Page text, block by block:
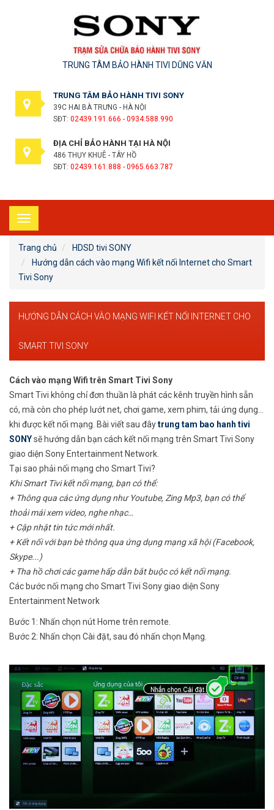
TRUNG TÂM BẢO HÀNH TIVI DŨNG VĂN
TRUNG TÂM BẢO HÀNH TIVI SONY
39C HAI BÀ TRƯNG - HÀ NỘI
SĐT: 02439.191.666 - 0934.588.990
ĐỊA CHỈ BẢO HÀNH TẠI HÀ NỘI
486 THỤY KHUÊ - TÂY HỒ
SĐT: 02439.161.888 - 0965.663.787
Toggle
navigation
Trang chủ
HDSD tivi SONY
Hướng dẫn cách vào mạng Wifi kết nối Internet cho Smart
Tivi Sony
HƯỚNG DẪN CÁCH VÀO MẠNG WIFI KẾT NỐI INTERNET CHO
SMART TIVI SONY
Cách vào mạng Wifi trên Smart Tivi Sony
Smart Tivi không chỉ đơn thuần là phát các kênh truyền hình sẵn
có, mà còn cho phép lướt net, chơi game, xem phim, tải ứng dụng…
khi được kết nối mạng. Bài viết sau đâytrung tam bao hanh tivi
SONYsẽ hướng dẫn bạn cách kết nối mạng trên Smart Tivi Sony
giao diện Sony Entertainment Network.
Tại sao phải nối mạng cho Smart Tivi?
Khi Smart Tivi kết nối mạng, bạn có thể:
+ Thông qua các ứng dụng như Youtube, Zing Mp3, bạn có thể
thoải mái xem video, nghe nhạc…
+ Cập nhật tin tức mới nhất.
+ Kết nối với bạn bè thông qua ứng dụng mạng xã hội (Facebook,
Skype...)
+ Tha hồ chơi các game hấp dẫn bắt buộc có kết nối mạng.
Các bước nối mạng cho Smart Tivi Sony giao diện Sony
Entertainment Network
Bước 1: Nhấn chọn nút Home trên remote.
Bước 2: Nhấn chọn Cài đặt, sau đó nhấn chọn Mạng.